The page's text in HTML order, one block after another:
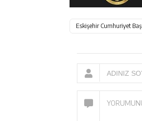
Eskişehir Cumhuriyet